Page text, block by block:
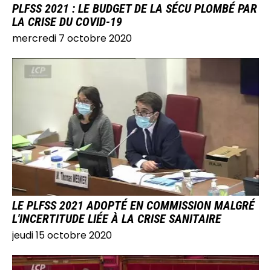
PLFSS 2021 : LE BUDGET DE LA SÉCU PLOMBÉ PAR
LA CRISE DU COVID-19
mercredi 7 octobre 2020
IMAGE
LE PLFSS 2021 ADOPTÉ EN COMMISSION MALGRÉ
L'INCERTITUDE LIÉE À LA CRISE SANITAIRE
jeudi 15 octobre 2020